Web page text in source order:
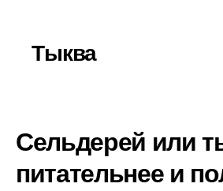
Тыква
Сельдерей или
питательнее и